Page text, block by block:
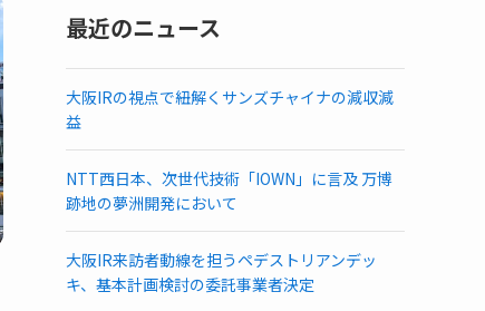
最近のニュース
大阪IRの視点で紐解くサンズチャイナの減収減
益
NTT西日本、次世代技術「IOWN」に言及 万博
跡地の夢洲開発において
大阪IR来訪者動線を担うペデストリアンデッ
キ、基本計画検討の委託事業者決定